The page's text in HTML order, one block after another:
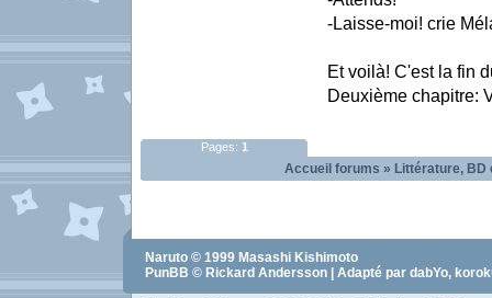
-Laisse-moi! crie
Et voilà! C'est la fin
Deuxième chapitre:
Pages: 1
Accueil forums » Littérature,
Naruto © 1999 Masashi Kishimoto
PunBB © Rickard Andersson | Adapté par dabYo,